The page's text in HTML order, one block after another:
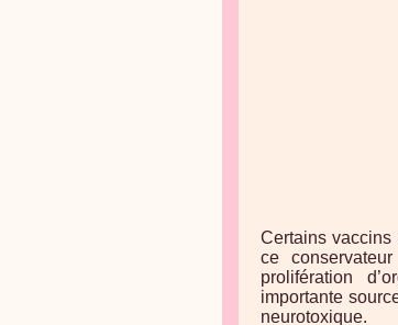
Certains
ce
prolifération
importante
neurotoxique.